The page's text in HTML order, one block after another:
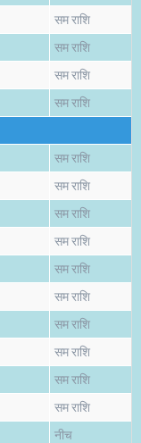
सम राशि
सम राशि
सम राशि
सम राशि
सम राशि
सम राशि
सम राशि
सम राशि
सम राशि
सम राशि
सम राशि
सम राशि
सम राशि
सम राशि
नीच